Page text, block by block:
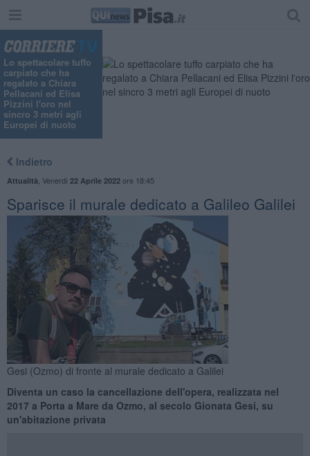
Lo spettacolare tuffo
carpiato che ha
regalato a Chiara
Pellacani ed Elisa
Pizzini l'oro nel
sincro 3 metri agli
Europei di nuoto
Indietro
Attualità Venerdì 22 Aprile 2022ore 18:45
Sparisce il murale dedicato a Galileo Galilei
Gesi (Ozmo) di fronte al murale dedicato a Galilei
Diventa un caso la cancellazione dell'opera, realizzata nel
2017 a Porta a Mare da Ozmo, al secolo Gionata Gesi, su
un'abitazione privata